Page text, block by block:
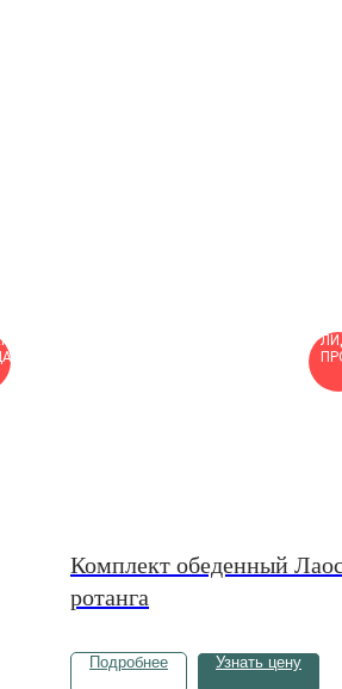
Комплект обеденный
ротанга
Подробнее Узнать цену